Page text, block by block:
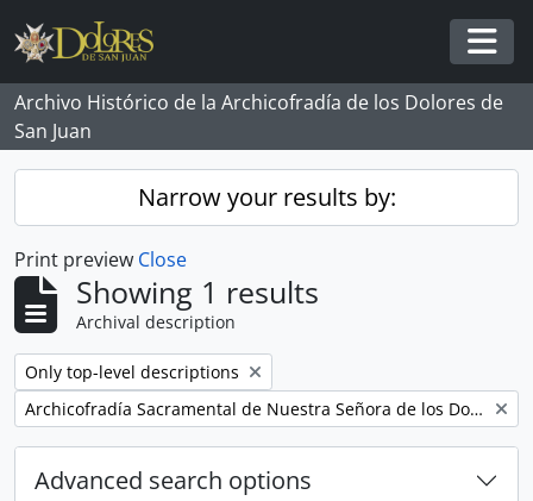
Skip to main content
Archivo Histórico de la Archicofradía de los Dolores de
San Juan
Narrow your results by:
Print preview Close
Showing 1 results
Archival description
Remove filter:
Only top-level descriptions
Remove filter:
Archicofradía Sacramental de Nuestra Señora de los Dolores
Advanced search options